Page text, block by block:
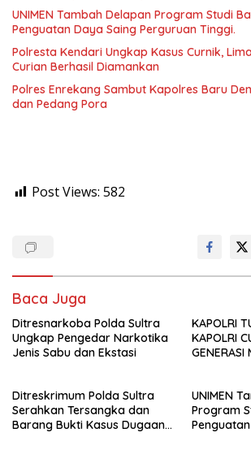
UNIMEN Tambah Delapan Program Studi
Penguatan Daya Saing Perguruan Tinggi.
Polresta Kendari Ungkap Kasus Curnik,
Curian Berhasil Diamankan
Polres Enrekang Sambut Kapolres Baru
dan Pedang Pora
Post Views: 582
Baca Juga
Ditresnarkoba Polda Sultra
Ungkap Pengedar Narkotika
Jenis Sabu dan Ekstasi
KAPOLRI
KAPOLRI
GENERASI
Ditreskrimum Polda Sultra
Serahkan Tersangka dan
Barang Bukti Kasus Dugaan
UNIMEN
Program